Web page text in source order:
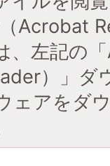
Acrobat
、左記の
）」ダ
ェアをダ